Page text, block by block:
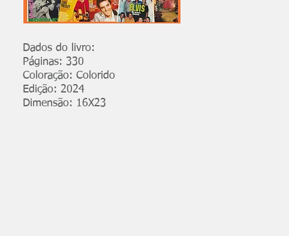
Dados do livro:
Páginas: 330
Coloração: Colorido
Edição: 2024
Dimensão: 16X23